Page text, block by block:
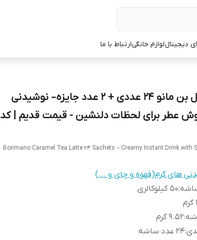
دیجیتاللوازم خانگیارتباط با ما
چای لاته کارامل بن مانو 24 عددی + 2 عدد جایزه– نوشیدنی
عطر برای لحظات دلنشین - قیمت قدیم | کد
Bonmano Caramel Tea Latte 24 Sachets – Creamy Instant Drink with
های گرم(قهوه و چای و ...)
:50 کیلوکالری
:9.52 گرم
:24 عدد ساشه